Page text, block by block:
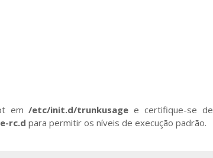
em/etc/init.d/trunkusage e certifique-se de
rc.d para permitir os níveis de execução padrão.